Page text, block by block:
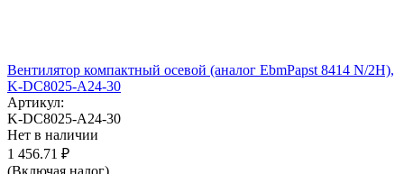
Вентилятор компактный осевой (аналог EbmPapst 8414 N/2H),
K-DC8025-A24-30
Артикул:
K-DC8025-A24-30
Нет в наличии
1 456.71 ₽